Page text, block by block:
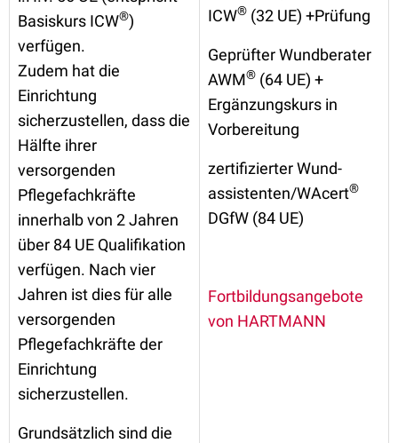
Basiskurs ICW®)
verfügen.
Zudem hat die
Einrichtung
sicherzustellen, dass die
Hälfte ihrer
versorgenden
Pflegefachkräfte
innerhalb von 2 Jahren
über 84 UE Qualifikation
verfügen. Nach vier
Jahren ist dies für alle
versorgenden
Pflegefachkräfte der
Einrichtung
sicherzustellen.
Grundsätzlich sind die
ICW® (32 UE) +Prüfung
Geprüfter Wundberater
AWM® (64 UE) +
Ergänzungskurs in
Vorbereitung
zertifizierter Wund-
assistenten/WAcert®
DGfW (84 UE)
Fortbildungsangebote
von HARTMANN